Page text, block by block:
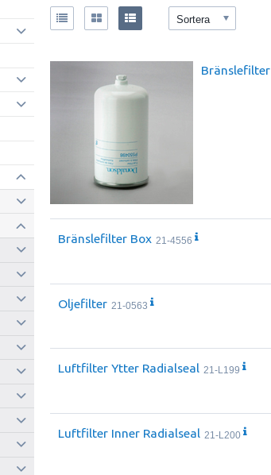
Sortera
Bränslefilter
Bränslefilter Box 21-4556
Oljefilter 21-0563
Luftfilter Ytter Radialseal 21-L199
Luftfilter Inner Radialseal 21-L200